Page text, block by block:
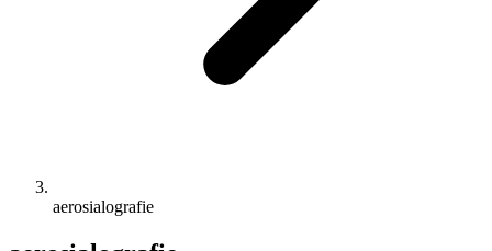
aerosialografie